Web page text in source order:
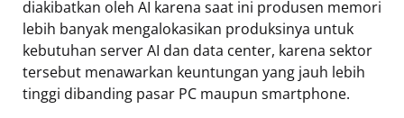
diakibatkan oleh AI karena saat ini produsen memori
lebih banyak mengalokasikan produksinya untuk
kebutuhan server AI dan data center, karena sektor
tersebut menawarkan keuntungan yang jauh lebih
tinggi dibanding pasar PC maupun smartphone.